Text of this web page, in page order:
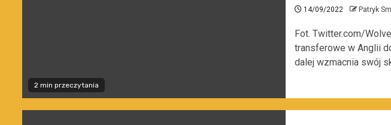
2 min przeczytania
14/09/2022 Patryk
Fot. Twitter.com/
transferowe w Anglii
dalej wzmacnia swój